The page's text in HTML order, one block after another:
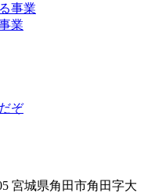
事業
業
ぞ
宮城県角田市角田字大